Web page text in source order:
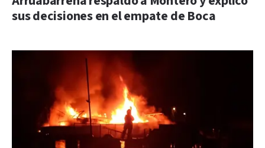
sus decisiones en el empate de Boca